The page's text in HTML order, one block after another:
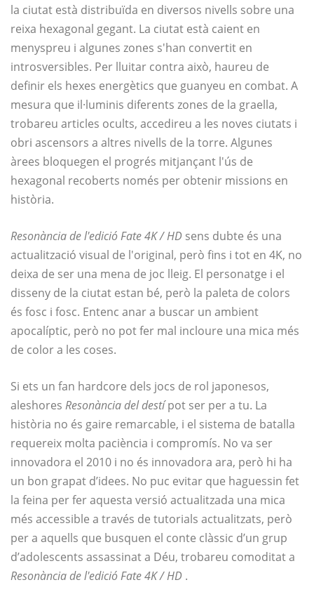
la ciutat està distribuïda en diversos nivells sobre una
reixa hexagonal gegant. La ciutat està caient en
menyspreu i algunes zones s'han convertit en
introsversibles. Per lluitar contra això, haureu de
definir els hexes energètics que guanyeu en combat. A
mesura que il·luminis diferents zones de la graella,
trobareu articles ocults, accedireu a les noves ciutats i
obri ascensors a altres nivells de la torre. Algunes
àrees bloquegen el progrés mitjançant l'ús de
hexagonal recoberts només per obtenir missions en
història.
Resonància de l'edició Fate 4K / HD sens dubte és una
actualització visual de l'original, però fins i tot en 4K, no
deixa de ser una mena de joc lleig. El personatge i el
disseny de la ciutat estan bé, però la paleta de colors
és fosc i fosc. Entenc anar a buscar un ambient
apocalíptic, però no pot fer mal incloure una mica més
de color a les coses.
Si ets un fan hardcore dels jocs de rol japonesos,
aleshores Resonància del destípot ser per a tu. La
història no és gaire remarcable, i el sistema de batalla
requereix molta paciència i compromís. No va ser
innovadora el 2010 i no és innovadora ara, però hi ha
un bon grapat d’idees. No puc evitar que haguessin fet
la feina per fer aquesta versió actualitzada una mica
més accessible a través de tutorials actualitzats, però
per a aquells que busquen el conte clàssic d’un grup
d’adolescents assassinat a Déu, trobareu comoditat a
Resonància de l'edició Fate 4K / HD .